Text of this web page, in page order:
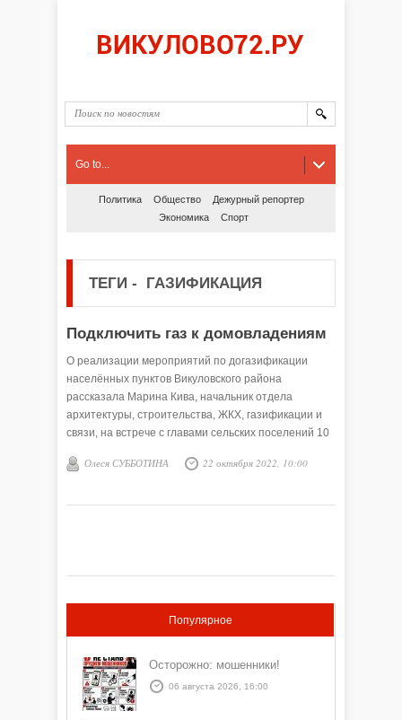
Go to...
Политика Общество
Дежурный репортер
Экономика
Спорт
ТЕГИ - ГАЗИФИКАЦИЯ
Подключить газ к домовладениям
О реализации мероприятий по догазификации
населённых пунктов Викуловского района
рассказала Марина Кива, начальник отдела
архитектуры, строительства, ЖКХ, газификации и
связи, на встрече с главами сельских поселений 10
Олеся СУББОТИНА 22 октября 2022, 10:00
Популярное
Осторожно: мошенники!
06 августа 2026, 16:00